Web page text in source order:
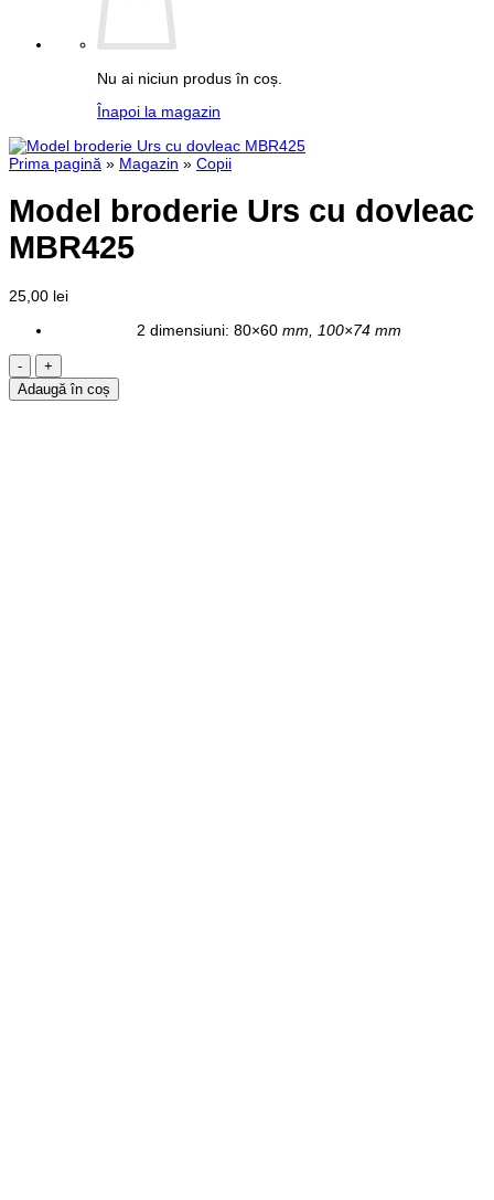
Nu ai niciun produs în coș.
Înapoi la magazin
Prima pagină » Magazin » Copii
Model broderie Urs cu dovleac
MBR425
25,00 lei
2 dimensiuni: 80×60 mm, 100×74 mm
Cantitate
Model
broderie
Adaugă în coș